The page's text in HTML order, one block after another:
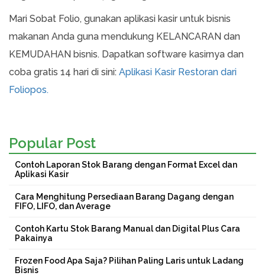
Mari Sobat Folio, gunakan aplikasi kasir untuk bisnis
makanan Anda guna mendukung KELANCARAN dan
KEMUDAHAN bisnis. Dapatkan software kasirnya dan
coba gratis 14 hari di sini: Aplikasi Kasir Restoran dari
Foliopos.
Popular Post
Contoh Laporan Stok Barang dengan Format Excel dan
Aplikasi Kasir
Cara Menghitung Persediaan Barang Dagang dengan
FIFO, LIFO, dan Average
Contoh Kartu Stok Barang Manual dan Digital Plus Cara
Pakainya
Frozen Food Apa Saja? Pilihan Paling Laris untuk Ladang
Bisnis